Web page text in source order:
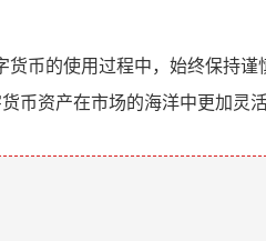
币的使用过程中，始终保持谨
资产在市场的海洋中更加灵